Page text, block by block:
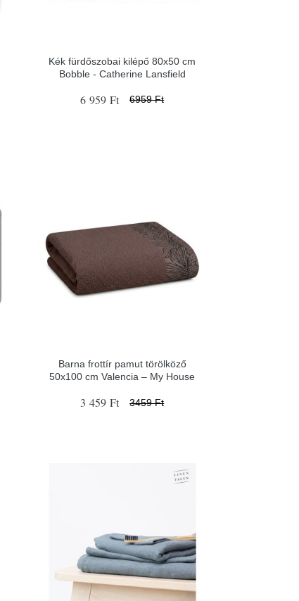
Kék fürdőszobai kilépő 80x50 cm
Bobble - Catherine Lansfield
6 959 Ft 6959 Ft
Barna frottír pamut törölköző
50x100 cm Valencia – My House
3 459 Ft 3459 Ft